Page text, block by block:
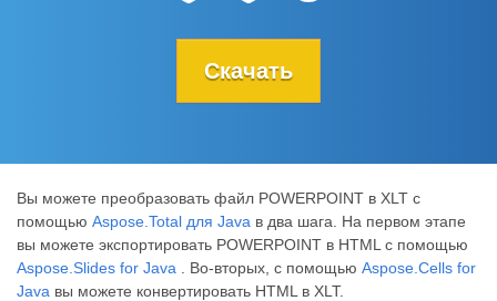
Скачать
Вы можете преобразовать файл POWERPOINT в XLT с
помощью Aspose.Total для Java в два шага. На первом этапе
вы можете экспортировать POWERPOINT в HTML с помощью
Aspose.Slides for Java . Во-вторых, с помощью Aspose.Cells for
Java вы можете конвертировать HTML в XLT.